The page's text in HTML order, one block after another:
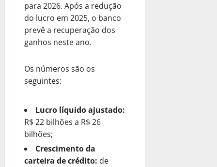
para 2026. Após a redução
do lucro em 2025, o banco
prevê a recuperação dos
ganhos neste ano.
Os números são os
seguintes:
Lucro líquido ajustado:
R$ 22 bilhões a R$ 26
bilhões;
Crescimento da
carteira de crédito: de